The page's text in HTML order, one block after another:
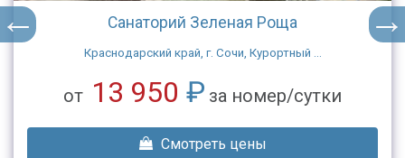
Санаторий Зеленая Роща
Краснодарский край, г. Сочи, Курортный ...
от 13 950 ₽ за номер/сутки
Смотреть цены